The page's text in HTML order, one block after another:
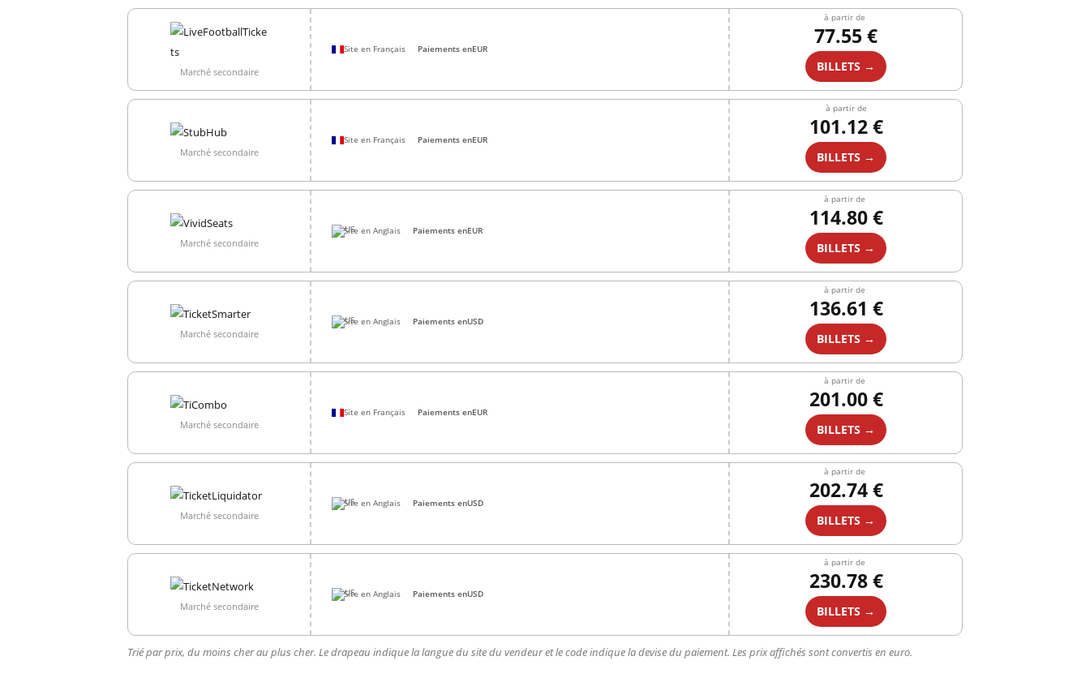
Marché secondaire
Site en Français Paiements enEUR
à partir de
77.55 €
BILLETS →
Marché secondaire
Site en Français Paiements enEUR
à partir de
101.12 €
BILLETS →
Marché secondaire
Site en Anglais Paiements enEUR
à partir de
114.80 €
BILLETS →
Marché secondaire
Site en Anglais Paiements enUSD
à partir de
136.61 €
BILLETS →
Marché secondaire
Site en Français Paiements enEUR
à partir de
201.00 €
BILLETS →
Marché secondaire
Site en Anglais Paiements enUSD
à partir de
202.74 €
BILLETS →
Marché secondaire
Site en Anglais Paiements enUSD
à partir de
230.78 €
BILLETS →
Trié par prix, du moins cher au plus cher. Le drapeau indique la langue du site du vendeur et le code indique la devise du paiement. Les prix affichés sont convertis en euro.